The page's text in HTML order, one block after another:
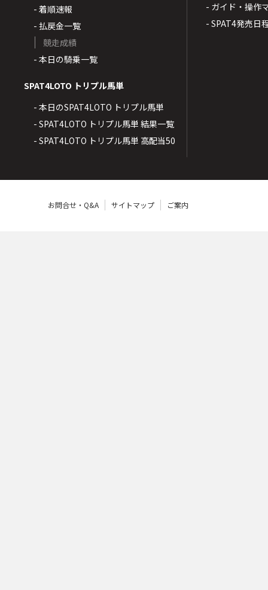
- 着順速報
- 払戻金一覧
競走成績
- 本日の騎乗一覧
SPAT4LOTO トリプル馬単
- 本日のSPAT4LOTO トリプル馬単
- SPAT4LOTO トリプル馬単 結果一覧
- SPAT4LOTO トリプル馬単 高配当50
- ガイド・操作
- SPAT4発売日
お問合せ・Q&A サイトマップ ご案内